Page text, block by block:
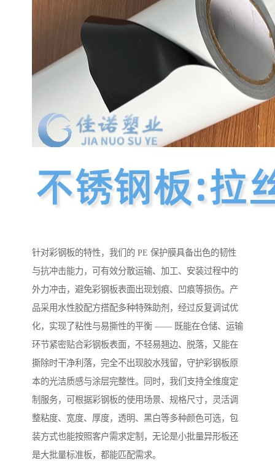
针对彩钢板的特性，我们的 PE 保护膜具备出色的韧性
与抗冲击能力，可有效分散运输、加工、安装过程中的
外力冲击，避免彩钢板表面出现划痕、凹痕等损伤。产
品采用水性胶配方搭配多种特殊助剂，经过反复调试优
化，实现了粘性与易撕性的平衡 —— 既能在仓储、运输
环节紧密贴合彩钢板表面，不轻易翘边、脱落，又能在
撕除时干净利落，完全不出现胶水残留，守护彩钢板原
本的光洁质感与涂层完整性。同时，我们支持全维度定
制服务，可根据彩钢板的使用场景、规格尺寸，灵活调
整粘度、宽度、厚度，透明、黑白等多种颜色可选，包
装方式也能按照客户需求定制，无论是小批量异形板还
是大批量标准板，都能匹配需求。